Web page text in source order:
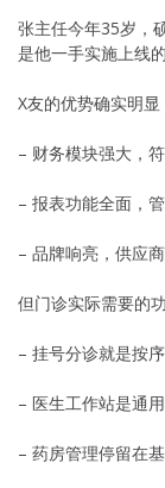
张主任今年35岁，
是他一手实施上线
X友的优势确实明显
– 财务模块强大，
– 报表功能全面，
– 品牌响亮，供应
但门诊实际需要的
– 挂号分诊就是按
– 医生工作站是通
– 药房管理停留在